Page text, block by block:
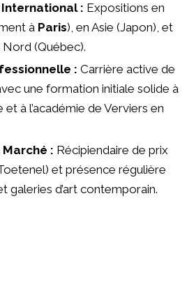
: Expositions en
à Paris), en Asie (Japon), et
(Québec).
: Carrière active de
une formation initiale solide à
à l’académie de Verviers en
: Récipiendaire de prix
et présence régulière
galeries d’art contemporain.